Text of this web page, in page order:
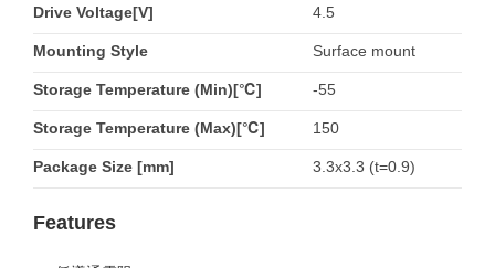
Drive Voltage[V] 4.5
Mounting Style Surface mount
Storage Temperature (Min)[℃] -55
Storage Temperature (Max)[℃] 150
Package Size [mm] 3.3x3.3 (t=0.9)
Features